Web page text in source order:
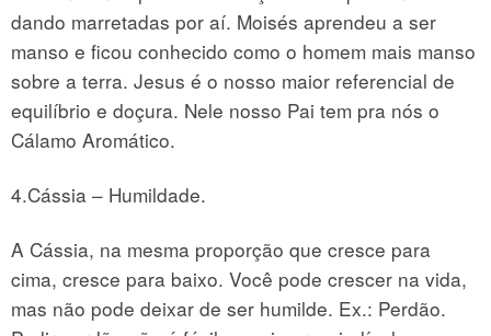
dando marretadas por aí. Moisés aprendeu a ser
manso e ficou conhecido como o homem mais manso
sobre a terra. Jesus é o nosso maior referencial de
equilíbrio e doçura. Nele nosso Pai tem pra nós o
Cálamo Aromático.
4.Cássia – Humildade.
A Cássia, na mesma proporção que cresce para
cima, cresce para baixo. Você pode crescer na vida,
mas não pode deixar de ser humilde. Ex.: Perdão.